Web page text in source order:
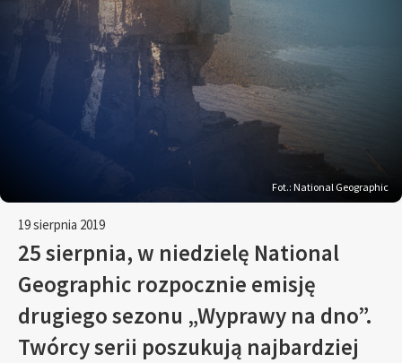
Fot.: National Geographic
19 sierpnia 2019
25 sierpnia, w niedzielę National
Geographic rozpocznie emisję
drugiego sezonu „Wyprawy na dno”.
Twórcy serii poszukują najbardziej